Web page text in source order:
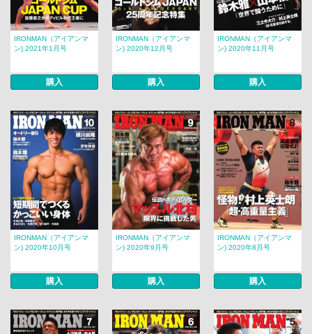
IRONMAN（アイアンマ
ン) 2021年1月号
購入
IRONMAN（アイアンマ
ン) 2020年12月号
購入
IRONMAN（アイアンマ
ン) 2020年11月号
購入
IRONMAN（アイアンマ
ン) 2020年10月号
購入
IRONMAN（アイアンマ
ン) 2020年9月号
購入
IRONMAN（アイアンマ
ン) 2020年8月号
購入